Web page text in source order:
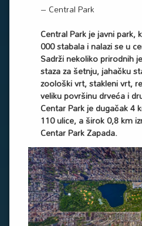
– Central Park
Central Park je javni park,
000 stabala i nalazi se u
Sadrži nekoliko prirodnih
staza za šetnju, jahačku
zoološki vrt, stakleni vrt,
veliku površinu drveća i
Centar Park je dugačak 4
110 ulice, a širok 0,8 km
Centar Park Zapada.